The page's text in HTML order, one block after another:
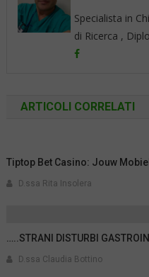
Specialista in
di Ricerca ,
ARTICOLI CORRELATI
Tiptop Bet Casino: Jouw
D.ssa Rita Insolera
…..STRANI DISTURBI
D.ssa Claudia Bottino